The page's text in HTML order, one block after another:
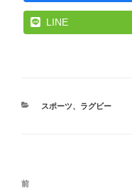
LINE
カ
スポーツ、 ラグビー
投
前
前